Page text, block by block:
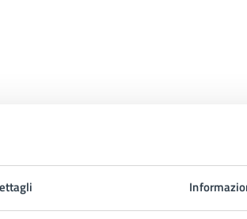
correlati